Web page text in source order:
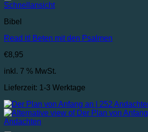
Schnellansicht
Bibel
Read it! Beten mit den Psalmen
€8,95
inkl. 7 % MwSt.
Lieferzeit: 1-3 Werktage